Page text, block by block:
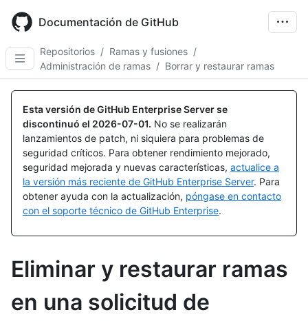
main
content
Documentación de GitHub
Repositorios / Ramas y fusiones /
Administración de ramas / Borrar y restaurar ramas
Esta versión de GitHub Enterprise Server se
discontinuó el 2026-07-01. No se realizarán
lanzamientos de patch, ni siquiera para problemas de
seguridad críticos. Para obtener rendimiento mejorado,
seguridad mejorada y nuevas características, actualice a
la versión más reciente de GitHub Enterprise Server. Para
obtener ayuda con la actualización, póngase en contacto
con el soporte técnico de GitHub Enterprise.
Eliminar y restaurar ramas
en una solicitud de